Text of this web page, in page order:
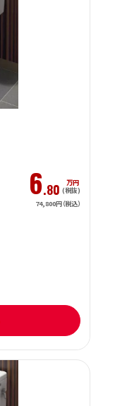
6.80 万円
(税抜)
74,800円（税込）